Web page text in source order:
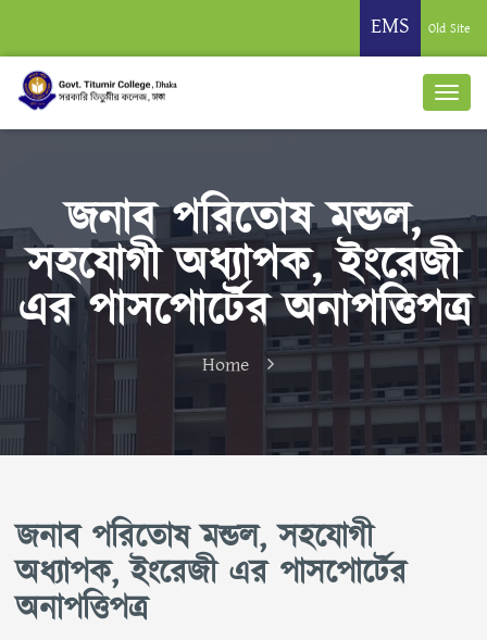
EMS Old Site
জনাব পরিতোষ মন্ডল,
সহযোগী অধ্যাপক, ইংরেজী
এর পাসপোর্টের অনাপত্তিপত্র
Home
জনাব পরিতোষ মন্ডল, সহযোগী
অধ্যাপক, ইংরেজী এর পাসপোর্টের
অনাপত্তিপত্র